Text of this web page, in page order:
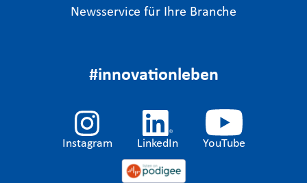
Newsservice für Ihre Branche
#innovationleben
Instagram LinkedIn YouTube